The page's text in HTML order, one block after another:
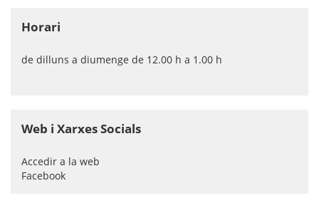
Horari
de dilluns a diumenge de 12.00 h a 1.00 h
Web i Xarxes Socials
Accedir a la web
Facebook